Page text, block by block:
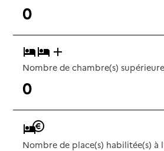
0
Nombre de chambre(s)
0
Nombre de place(s) habilitée(s) à